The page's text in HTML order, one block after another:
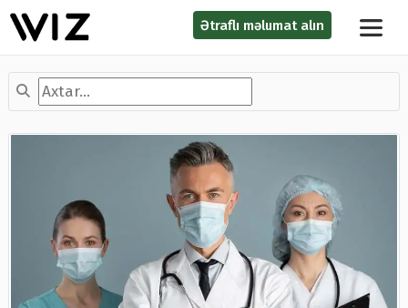
Ətraflı məlumat alın